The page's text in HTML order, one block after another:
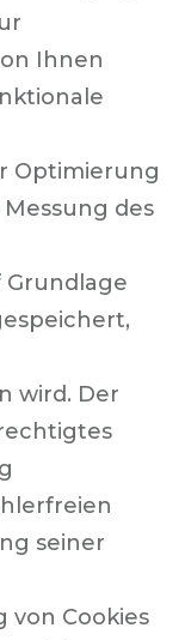
Ihnen
Optimierung
Messung des
wird. Der
seiner
von Cookies